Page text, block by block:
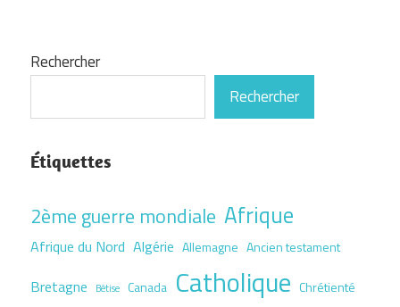
Rechercher
Rechercher
Étiquettes
2ème guerre mondiale Afrique
Afrique du Nord Algérie Allemagne Ancien testament
Bretagne Bêtise Canada Catholique Chrétienté